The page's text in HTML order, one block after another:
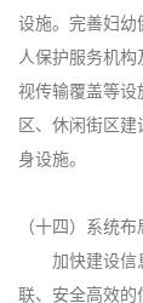
设施。完善妇幼
人保护服务机
视传输覆盖等设
区、休闲街区
身设施。
（十四）系统
加快建设信
联、安全高效的